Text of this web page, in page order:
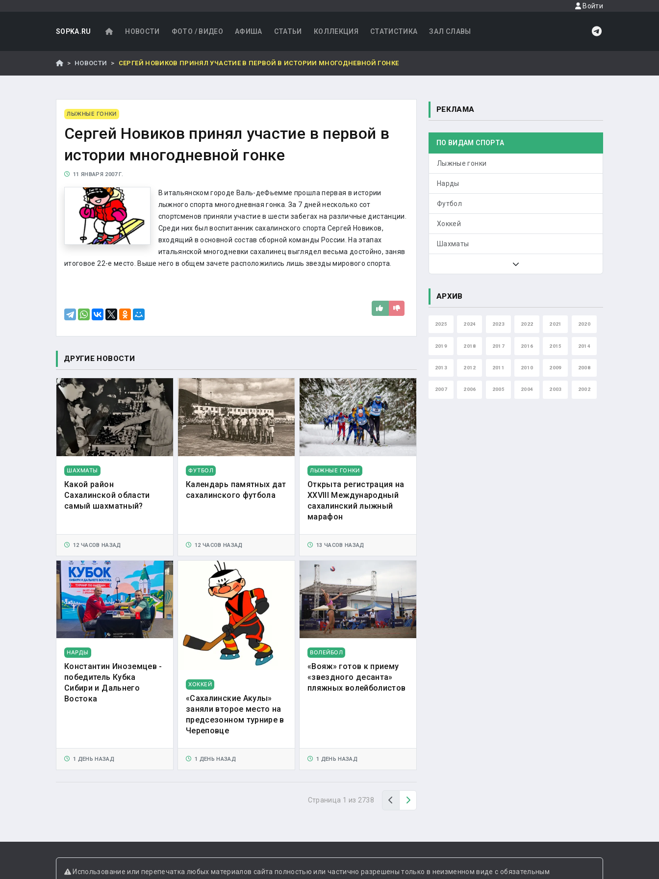
Войти
SOPKA.RU НОВОСТИ ФОТО / ВИДЕО АФИША СТАТЬИ КОЛЛЕКЦИЯ СТАТИСТИКА ЗАЛ СЛАВЫ
НОВОСТИ СЕРГЕЙ НОВИКОВ ПРИНЯЛ УЧАСТИЕ В ПЕРВОЙ В ИСТОРИИ МНОГОДНЕВНОЙ ГОНКЕ
ЛЫЖНЫЕ ГОНКИ
Сергей Новиков принял участие в первой в
истории многодневной гонке
11 ЯНВАРЯ 2007 Г.
В итальянском городе Валь-деФьемме прошла первая в истории
лыжного спорта многодневная гонка. За 7 дней несколько сот
спортсменов приняли участие в шести забегах на различные дистанции.
Среди них был воспитанник сахалинского спорта Сергей Новиков,
входящий в основной состав сборной команды России. На этапах
итальянской многодневки сахалинец выглядел весьма достойно, заняв
итоговое 22-е место. Выше него в общем зачете расположились лишь звезды мирового спорта.
ДРУГИЕ НОВОСТИ
ШАХМАТЫ
Какой район
Сахалинской области
самый шахматный?
12 ЧАСОВ НАЗАД
ФУТБОЛ
Календарь памятных дат
сахалинского футбола
12 ЧАСОВ НАЗАД
ЛЫЖНЫЕ ГОНКИ
Открыта регистрация на
XXVIII Международный
сахалинский лыжный
марафон
13 ЧАСОВ НАЗАД
НАРДЫ
Константин Иноземцев -
победитель Кубка
Сибири и Дальнего
Востока
1 ДЕНЬ НАЗАД
ХОККЕЙ
«Сахалинские Акулы»
заняли второе место на
предсезонном турнире в
Череповце
1 ДЕНЬ НАЗАД
ВОЛЕЙБОЛ
«Вояж» готов к приему
«звездного десанта»
пляжных волейболистов
1 ДЕНЬ НАЗАД
Страница 1 из 2738 НазадВперед
РЕКЛАМА
ПО ВИДАМ СПОРТА
Лыжные гонки
Нарды
Футбол
Хоккей
Шахматы
АРХИВ
2025 2024 2023 2022 2021 2020
2019 2018 2017 2016 2015 2014
2013 2012 2011 2010 2009 2008
2007 2006 2005 2004 2003 2002
Использование или перепечатка любых материалов сайта полностью или частично разрешены только в неизменном виде с обязательным